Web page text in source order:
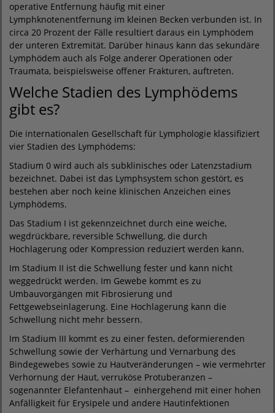
operative Entfernung häufig mit einer
Lymphknotenentfernung im kleinen Becken verbunden ist. In
circa 20 Prozent der Fälle resultiert daraus ein Lymphödem
der unteren Extremität. Darüber hinaus kann das sekundäre
Lymphödem auch als Folge anderer Operationen oder
Traumata, beispielsweise offener Frakturen, auftreten.
Welche Stadien des Lymphödems
gibt es?
Die internationalen Gesellschaft für Lymphologie klassifiziert
vier Stadien des Lymphödems:
Stadium 0 wird auch als subklinisches oder Latenzstadium
bezeichnet. Dabei ist das Lymphsystem schon gestört, es
bestehen aber noch keine klinischen Anzeichen eines
Lymphödems.
Das Stadium I ist gekennzeichnet durch eine weiche,
wegdrückbare, reversible Schwellung, die durch
Hochlagerung oder Kompression reduziert werden kann.
Im Stadium II ist die Schwellung fester und kann nicht
weggedrückt werden. Im Gewebe kommt es zu
Umbauvorgängen mit Fibrosierung und
Fettgewebseinlagerung. Eine Hochlagerung kann die
Schwellung nicht mehr bessern.
Im Stadium III kommt es zu einer festen, deformierenden
Schwellung sowie der Verhärtung und Vernarbung des
Bindegewebes sowie zu Hautveränderungen – wie vermehrter
Verhornung der Haut, verruköse Protuberanzen –
sogenannter Elefantenhaut – einhergehend mit einer hohen
Anfälligkeit für Erysipele und andere Hautinfektionen